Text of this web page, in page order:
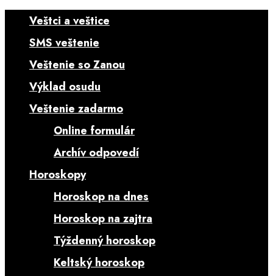
Veštci a veštice
SMS veštenie
Veštenie so Zanou
Výklad osudu
Veštenie zadarmo
Online formulár
Archív odpovedí
Horoskopy
Horoskop na dnes
Horoskop na zajtra
Týždenný horoskop
Keltský horoskop